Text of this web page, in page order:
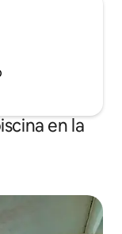
en la